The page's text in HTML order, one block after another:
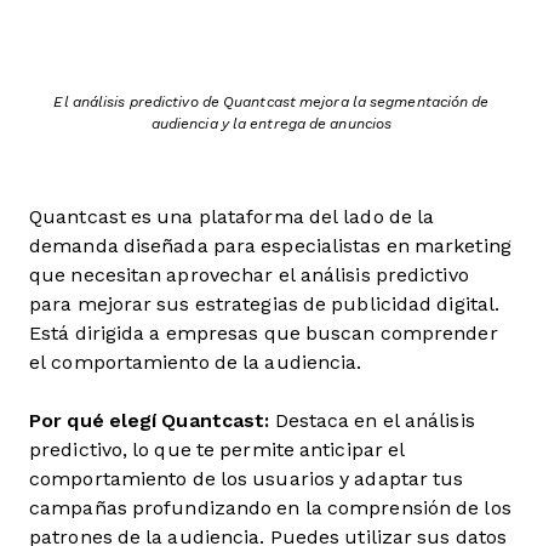
El análisis predictivo de Quantcast mejora la segmentación de
audiencia y la entrega de anuncios
Quantcast es una plataforma del lado de la
demanda diseñada para especialistas en marketing
que necesitan aprovechar el análisis predictivo
para mejorar sus estrategias de publicidad digital.
Está dirigida a empresas que buscan comprender
el comportamiento de la audiencia.
Por qué elegí Quantcast: Destaca en el análisis
predictivo, lo que te permite anticipar el
comportamiento de los usuarios y adaptar tus
campañas profundizando en la comprensión de los
patrones de la audiencia. Puedes utilizar sus datos